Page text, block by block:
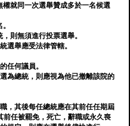
就同一次選舉贊成多於一名候選
則無須進行投票選舉。
選舉應受法律管轄。
任何議員。
為總統，則應視為他已撤離該院的
，其後每任總統應在其前任任期屆
任被罷免，死亡，辭職或永久喪